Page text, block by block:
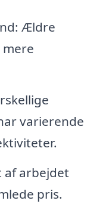
Ældre
varierende
af arbejdet
pris.